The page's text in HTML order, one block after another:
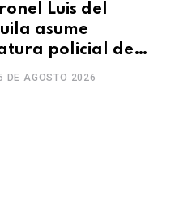
Luis del
asume
policial de
prioriza la
DE AGOSTO 2026